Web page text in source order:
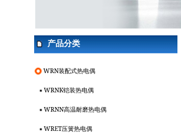
产品分类
WRN装配式热电偶
WRNK铠装热电偶
WRNN高温耐磨热电偶
WRET压簧热电偶